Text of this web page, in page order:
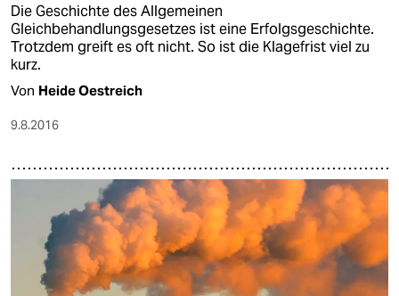
Die Geschichte des Allgemeinen
Gleichbehandlungsgesetzes ist eine Erfolgsgeschichte.
Trotzdem greift es oft nicht. So ist die Klagefrist viel zu
kurz.
Von Heide Oestreich
9.8.2016